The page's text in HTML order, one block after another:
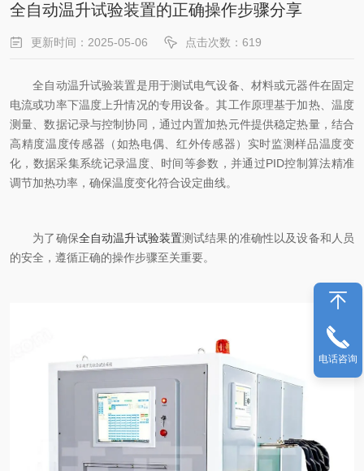
全自动温升试验装置的正确操作步骤分享
更新时间：2025-05-06 点击次数：619
全自动温升试验装置是用于测试电气设备、材料或元器件在固定
电流或功率下温度上升情况的专用设备。其工作原理基于加热、温度
测量、数据记录与控制协同，通过内置加热元件提供稳定热量，结合
高精度温度传感器（如热电偶、红外传感器）实时监测样品温度变
化，数据采集系统记录温度、时间等参数，并通过PID控制算法精准
调节加热功率，确保温度变化符合设定曲线。
为了确保全自动温升试验装置测试结果的准确性以及设备和人员
的安全，遵循正确的操作步骤至关重要。
电话咨询